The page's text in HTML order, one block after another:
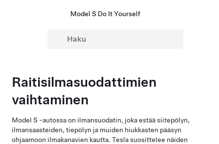
Model S Do It Yourself
Raitisilmasuodattimien
vaihtaminen
Model S -autossa on ilmansuodatin, joka estää siitepölyn,
ilmansaasteiden, tiepölyn ja muiden hiukkasten pääsyn
ohjaamoon ilmakanavien kautta. Tesla suosittelee näiden